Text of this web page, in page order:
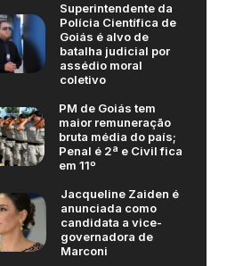
Superintendente da
Polícia Científica de
Goiás é alvo de
batalha judicial por
assédio moral
coletivo
PM de Goiás tem
maior remuneração
bruta média do país;
Penal é 2ª e Civil fica
em 11º
Jacqueline Zaiden é
anunciada como
candidata a vice-
governadora de
Marconi